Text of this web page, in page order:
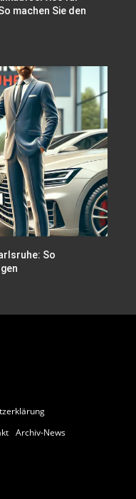
machen Sie den
So
Archiv-News